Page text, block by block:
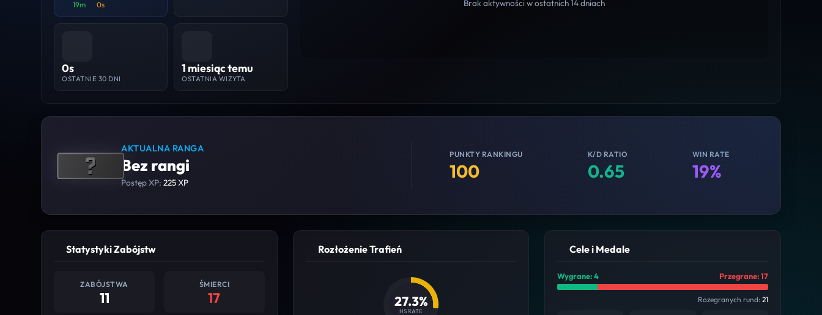
19m 0s
0s
OSTATNIE 30 DNI
1 miesiąc temu
OSTATNIA WIZYTA
Brak aktywności w ostatnich 14 dniach
AKTUALNA RANGA
Bez rangi
Postęp XP:225 XP
PUNKTY RANKINGU
100
K/D RATIO
0.65
WIN RATE
19%
Statystyki Zabójstw
ZABÓJSTWA
11
ŚMIERCI
17
Rozłożenie Trafień
27.3%
HS RATE
Cele i Medale
Wygrane: 4 Przegrane: 17
Rozegranych rund: 21